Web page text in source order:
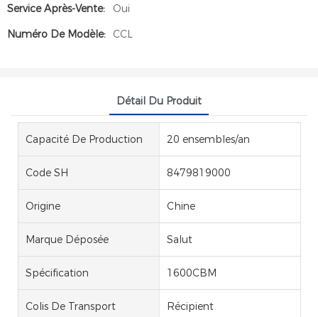
Service Après-Vente:
Oui
Numéro De Modèle:
CCL
Détail Du Produit
Capacité De Production 20 ensembles/an
Code SH 8479819000
Origine Chine
Marque Déposée Salut
Spécification 1600CBM
Colis De Transport Récipient